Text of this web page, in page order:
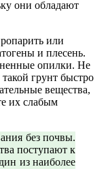
они обладают
или
и плесень.
опилки. Не
такой грунт быстро
вещества,
их слабым
без почвы.
поступают к
из наиболее